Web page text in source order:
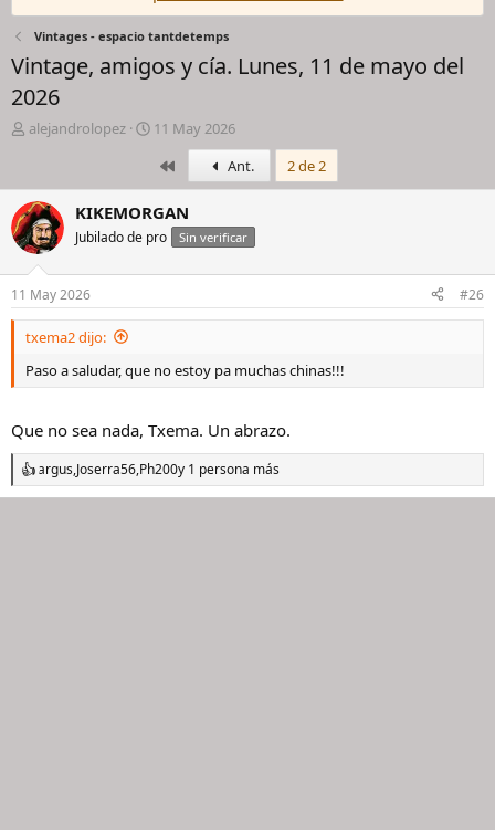
Vintages - espacio tantdetemps
Vintage, amigos y cía. Lunes, 11 de mayo del
2026
I
c
i
a
d
o
r
d
e
l
h
i
o
alejandrolopez
F
h
a
e
i
c
o
11 May 2026
PrimeroAnt. 2 de 2
KIKEMORGAN
Jubilado de pro Sin verificar
11 May 2026 #26
txema2 dijo:
Paso a saludar, que no estoy pa muchas chinas!!!
Que no sea nada, Txema. Un abrazo.
R
e
argus,Joserra56,Ph200y 1 persona más